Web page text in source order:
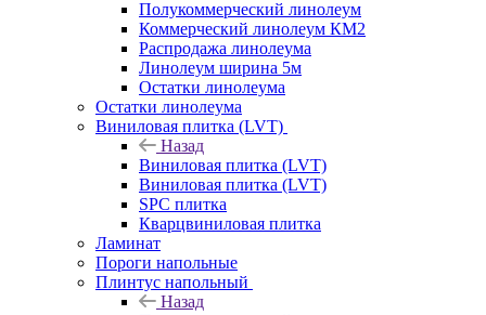
Полукоммерческий линолеум
Коммерческий линолеум КМ2
Распродажа линолеума
Линолеум ширина 5м
Остатки линолеума
Остатки линолеума
Виниловая плитка (LVT)
Назад
Виниловая плитка (LVT)
Виниловая плитка (LVT)
SPC плитка
Кварцвиниловая плитка
Ламинат
Пороги напольные
Плинтус напольный
Назад